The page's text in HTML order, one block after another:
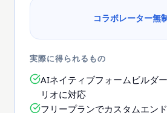
コラボレーター無
実際に得られるもの
AIネイティブフォームビルダ
リオに対応
フリープランでカスタムエン